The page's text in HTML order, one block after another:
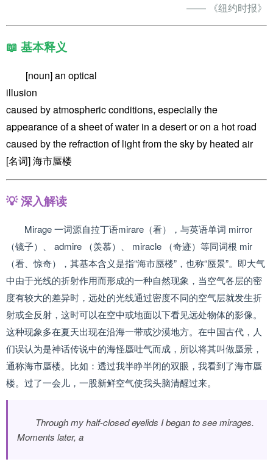
—— 《纽约时报》
📖 基本释义
[noun] an optical
illusion
caused by atmospheric conditions, especially the
appearance of a sheet of water in a desert or on a hot road
caused by the refraction of light from the sky by heated air
[名词] 海市蜃楼
💡 深入解读
Mirage 一词源自拉丁语mirare（看），与英语单词 mirror
（镜子）、 admire （羡慕）、 miracle （奇迹）等同词根 mir
（看、惊奇），其基本含义是指“海市蜃楼”，也称“蜃景”。即大气
中由于光线的折射作用而形成的一种自然现象，当空气各层的密
度有较大的差异时，远处的光线通过密度不同的空气层就发生折
射或全反射，这时可以在空中或地面以下看见远处物体的影像。
这种现象多在夏天出现在沿海一带或沙漠地方。在中国古代，人
们误认为是神话传说中的海怪蜃吐气而成，所以将其叫做蜃景，
通称海市蜃楼。比如：透过我半睁半闭的双眼，我看到了海市蜃
楼。过了一会儿，一股新鲜空气使我头脑清醒过来。
Through my half-closed eyelids I began to see mirages.
Moments later, a